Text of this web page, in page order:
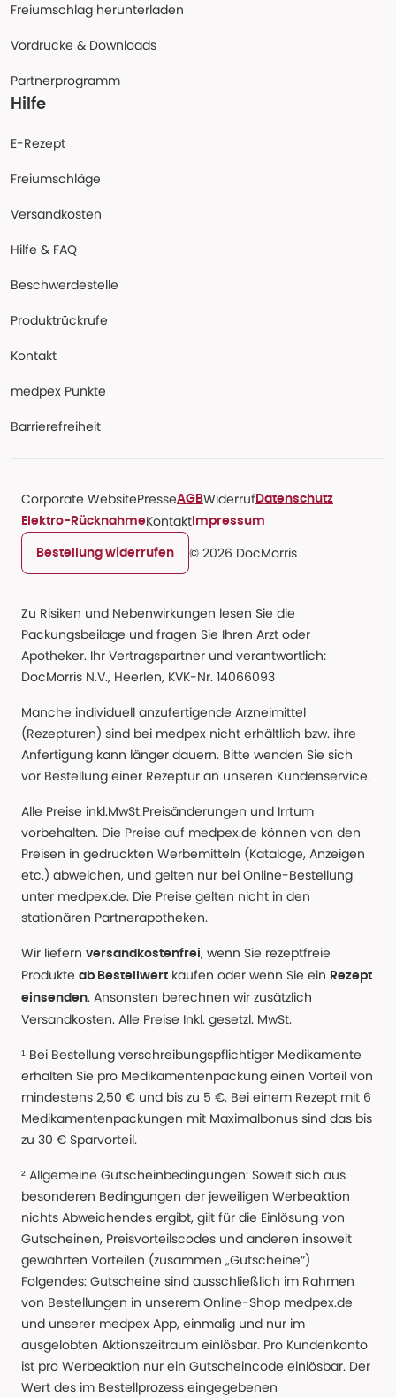
Freiumschlag herunterladen
Vordrucke & Downloads
Partnerprogramm
Hilfe
E-Rezept
Freiumschläge
Versandkosten
Hilfe & FAQ
Beschwerdestelle
Produktrückrufe
Kontakt
medpex Punkte
Barrierefreiheit
Corporate WebsitePresseAGBWiderruf Datenschutz
Elektro-RücknahmeKontakt Impressum
Bestellung widerrufen © 2026 DocMorris
Zu Risiken und Nebenwirkungen lesen Sie die
Packungsbeilage und fragen Sie Ihren Arzt oder
Apotheker. Ihr Vertragspartner und verantwortlich:
DocMorris N.V., Heerlen, KVK-Nr. 14066093
Manche individuell anzufertigende Arzneimittel
(Rezepturen) sind bei medpex nicht erhältlich bzw. ihre
Anfertigung kann länger dauern. Bitte wenden Sie sich
vor Bestellung einer Rezeptur an unseren Kundenservice.
Alle Preise inkl.MwSt.Preisänderungen und Irrtum
vorbehalten. Die Preise auf medpex.de können von den
Preisen in gedruckten Werbemitteln (Kataloge, Anzeigen
etc.) abweichen, und gelten nur bei Online-Bestellung
unter medpex.de. Die Preise gelten nicht in den
stationären Partnerapotheken.
Wir liefern versandkostenfrei, wenn Sie rezeptfreie
Produkte ab Bestellwert kaufen oder wenn Sie ein Rezept
einsenden. Ansonsten berechnen wir zusätzlich
Versandkosten. Alle Preise Inkl. gesetzl. MwSt.
¹ Bei Bestellung verschreibungspflichtiger Medikamente
erhalten Sie pro Medikamentenpackung einen Vorteil von
mindestens 2,50 € und bis zu 5 €. Bei einem Rezept mit 6
Medikamentenpackungen mit Maximalbonus sind das bis
zu 30 € Sparvorteil.
² Allgemeine Gutscheinbedingungen: Soweit sich aus
besonderen Bedingungen der jeweiligen Werbeaktion
nichts Abweichendes ergibt, gilt für die Einlösung von
Gutscheinen, Preisvorteilscodes und anderen insoweit
gewährten Vorteilen (zusammen „Gutscheine“)
Folgendes: Gutscheine sind ausschließlich im Rahmen
von Bestellungen in unserem Online-Shop medpex.de
und unserer medpex App, einmalig und nur im
ausgelobten Aktionszeitraum einlösbar. Pro Kundenkonto
ist pro Werbeaktion nur ein Gutscheincode einlösbar. Der
Wert des im Bestellprozess eingegebenen